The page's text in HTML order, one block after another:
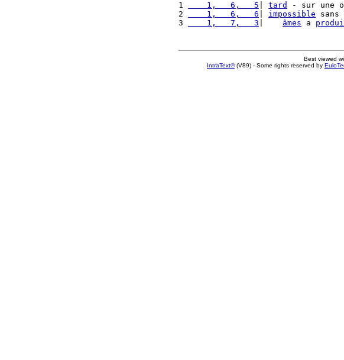
1
    1,   6,   5
tard - sur une
2
    1,   6,   6
impossible
3
    1,   7,   3
âmes a
Best viewed
IntraText®(V89) - Some rights reserved by